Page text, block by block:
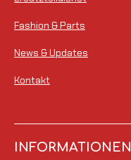
Fashion & Parts
News & Updates
Kontakt
INFORMATIONEN